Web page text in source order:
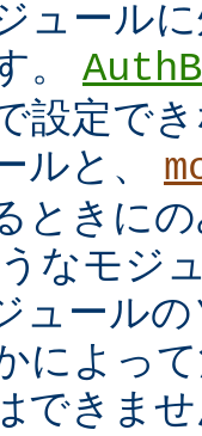
ュール
。
設定で
ルと、
ときに
なモジ
ュール
によっ
できま